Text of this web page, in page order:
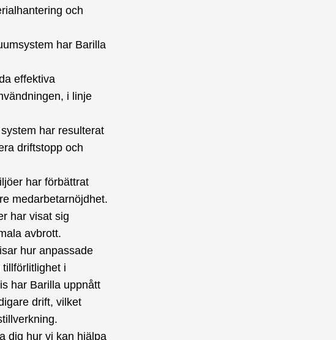
och
har Barilla
effektiva
i linje
har resulterat
driftstopp och
har förbättrat
medarbetarnöjdhet.
har visat sig
avbrott.
hur anpassade
i
har Barilla uppnått
drift, vilket
dig hur vi kan hjälpa